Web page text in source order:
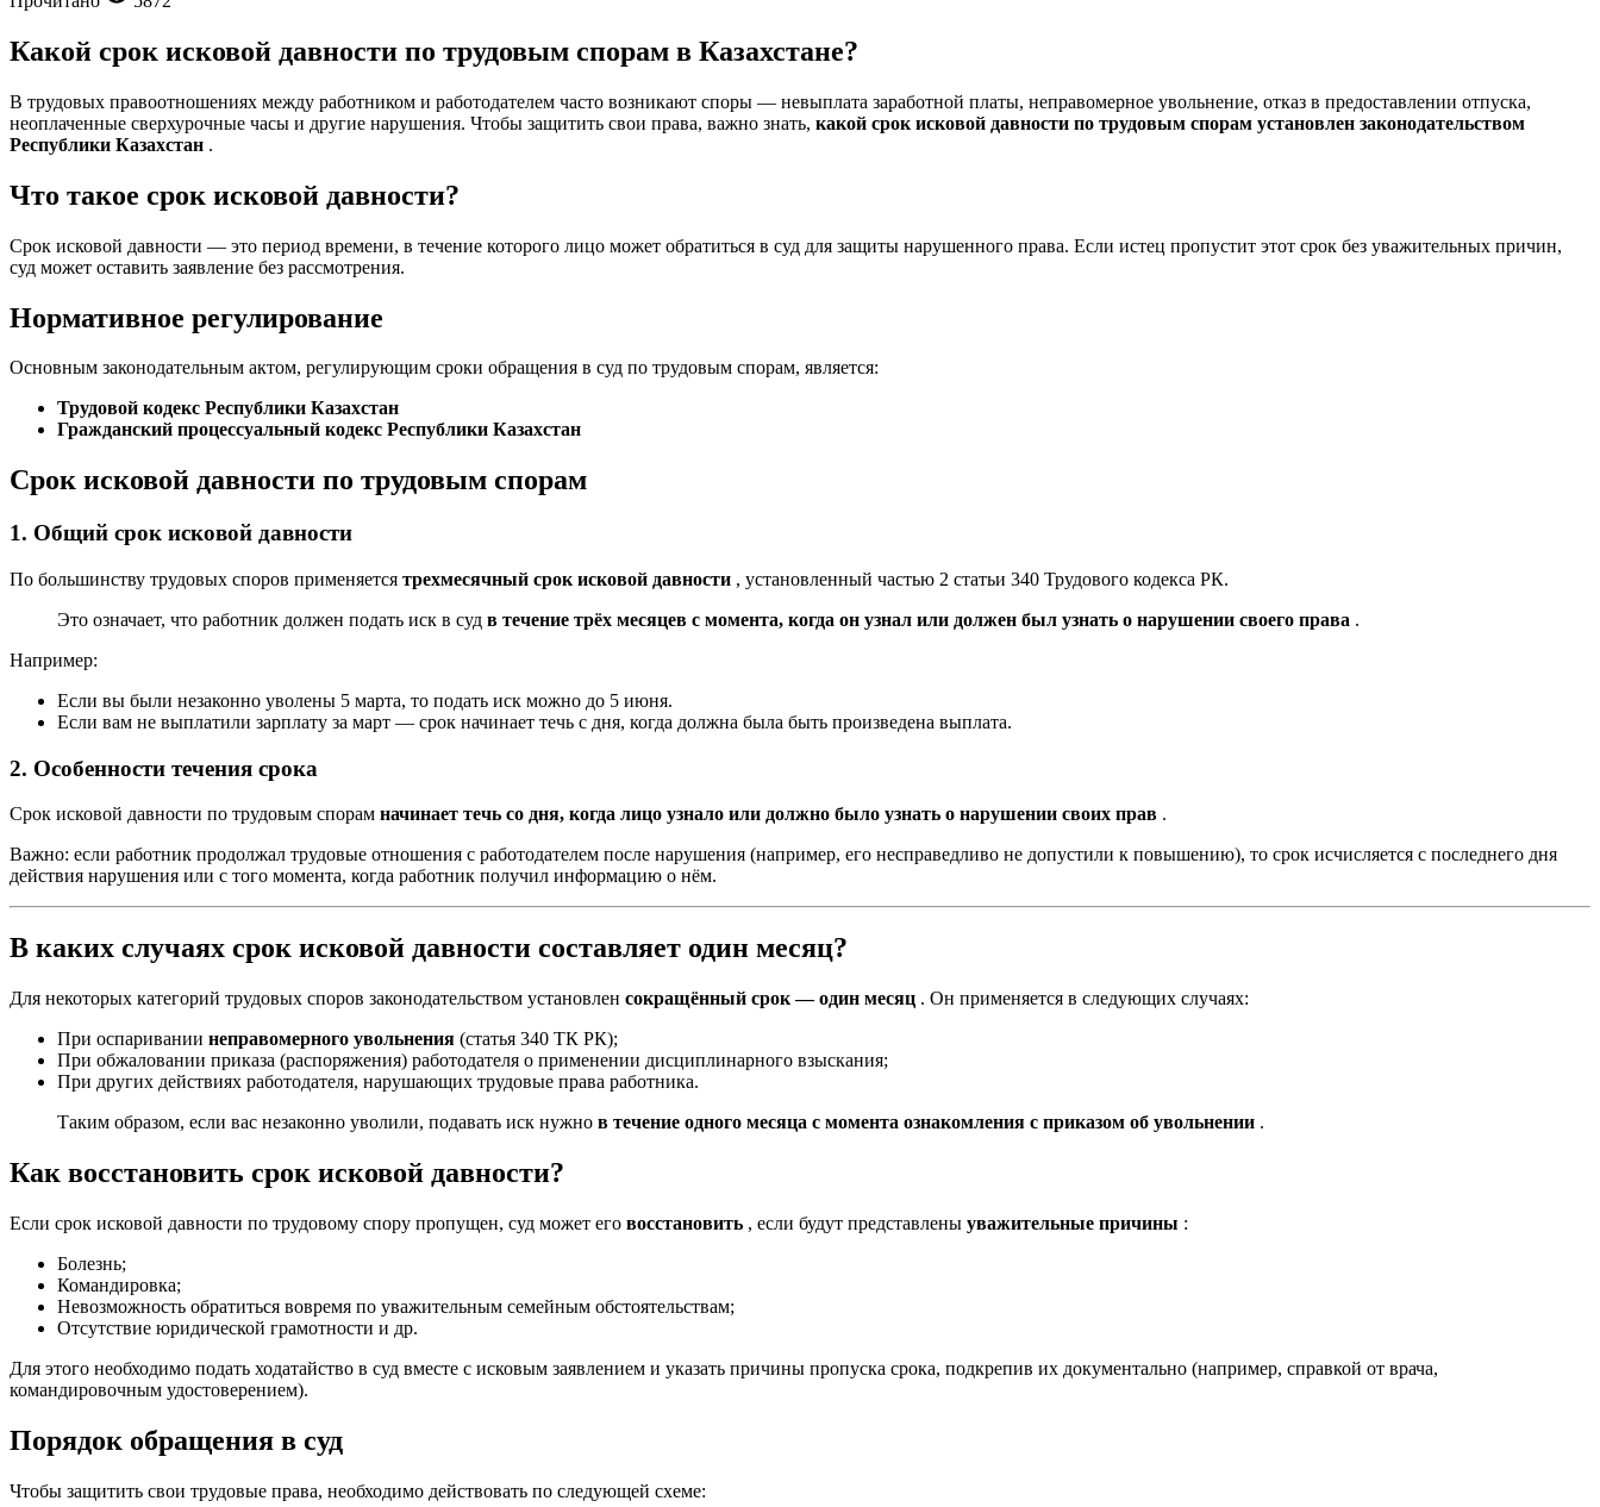
Какой срок исковой давности по трудовым спорам в Казахстане?
В трудовых правоотношениях между работником и работодателем часто возникают споры — невыплата заработной платы, неправомерное увольнение, отказ в предоставлении отпуска,
неоплаченные сверхурочные часы и другие нарушения. Чтобы защитить свои права, важно знать, какой срок исковой давности по трудовым спорам установлен законодательством
Республики Казахстан .
Что такое срок исковой давности?
Срок исковой давности — это период времени, в течение которого лицо может обратиться в суд для защиты нарушенного права. Если истец пропустит этот срок без уважительных причин,
суд может оставить заявление без рассмотрения.
Нормативное регулирование
Основным законодательным актом, регулирующим сроки обращения в суд по трудовым спорам, является:
Трудовой кодекс Республики Казахстан
Гражданский процессуальный кодекс Республики Казахстан
Срок исковой давности по трудовым спорам
1. Общий срок исковой давности
По большинству трудовых споров применяется трехмесячный срок исковой давности , установленный частью 2 статьи 340 Трудового кодекса РК.
Это означает, что работник должен подать иск в суд в течение трёх месяцев с момента, когда он узнал или должен был узнать о нарушении своего права .
Например:
Если вы были незаконно уволены 5 марта, то подать иск можно до 5 июня.
Если вам не выплатили зарплату за март — срок начинает течь с дня, когда должна была быть произведена выплата.
2. Особенности течения срока
Срок исковой давности по трудовым спорам начинает течь со дня, когда лицо узнало или должно было узнать о нарушении своих прав .
Важно: если работник продолжал трудовые отношения с работодателем после нарушения (например, его несправедливо не допустили к повышению), то срок исчисляется с последнего дня
действия нарушения или с того момента, когда работник получил информацию о нём.
В каких случаях срок исковой давности составляет один месяц?
Для некоторых категорий трудовых споров законодательством установлен сокращённый срок — один месяц . Он применяется в следующих случаях:
При оспаривании неправомерного увольнения (статья 340 ТК РК);
При обжаловании приказа (распоряжения) работодателя о применении дисциплинарного взыскания;
При других действиях работодателя, нарушающих трудовые права работника.
Таким образом, если вас незаконно уволили, подавать иск нужно в течение одного месяца с момента ознакомления с приказом об увольнении .
Как восстановить срок исковой давности?
Если срок исковой давности по трудовому спору пропущен, суд может его восстановить , если будут представлены уважительные причины :
Болезнь;
Командировка;
Невозможность обратиться вовремя по уважительным семейным обстоятельствам;
Отсутствие юридической грамотности и др.
Для этого необходимо подать ходатайство в суд вместе с исковым заявлением и указать причины пропуска срока, подкрепив их документально (например, справкой от врача,
командировочным удостоверением).
Порядок обращения в суд
Чтобы защитить свои трудовые права, необходимо действовать по следующей схеме: